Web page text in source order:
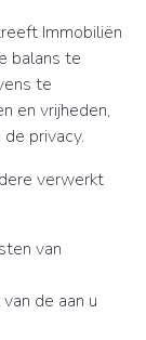
Immobiliën
balans te
te
en vrijheden,
privacy.
verwerkt
van
de aan u